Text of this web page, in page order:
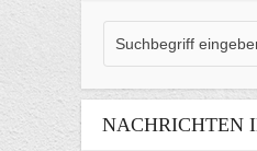
NACHRICHTEN